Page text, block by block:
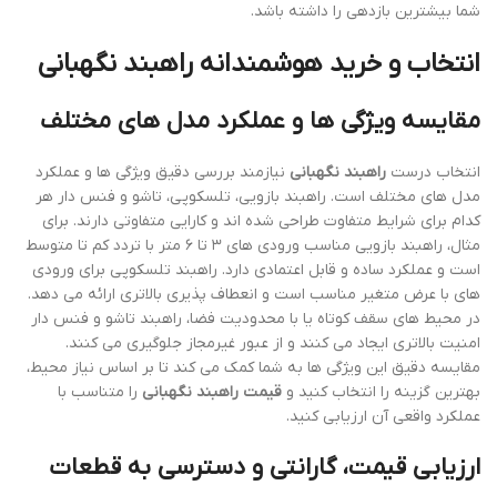
شما بیشترین بازدهی را داشته باشد.
انتخاب و خرید هوشمندانه راهبند نگهبانی
مقایسه ویژگی ها و عملکرد مدل های مختلف
انتخاب درست راهبند نگهبانی نیازمند بررسی دقیق ویژگی ها و عملکرد
مدل های مختلف است. راهبند بازویی، تلسکوپی، تاشو و فنس دار هر
کدام برای شرایط متفاوت طراحی شده اند و کارایی متفاوتی دارند. برای
مثال، راهبند بازویی مناسب ورودی های ۳ تا ۶ متر با تردد کم تا متوسط
است و عملکرد ساده و قابل اعتمادی دارد. راهبند تلسکوپی برای ورودی
های با عرض متغیر مناسب است و انعطاف پذیری بالاتری ارائه می دهد.
در محیط های سقف کوتاه یا با محدودیت فضا، راهبند تاشو و فنس دار
امنیت بالاتری ایجاد می کنند و از عبور غیرمجاز جلوگیری می کنند.
مقایسه دقیق این ویژگی ها به شما کمک می کند تا بر اساس نیاز محیط،
بهترین گزینه را انتخاب کنید و قیمت راهبند نگهبانی را متناسب با
عملکرد واقعی آن ارزیابی کنید.
ارزیابی قیمت، گارانتی و دسترسی به قطعات